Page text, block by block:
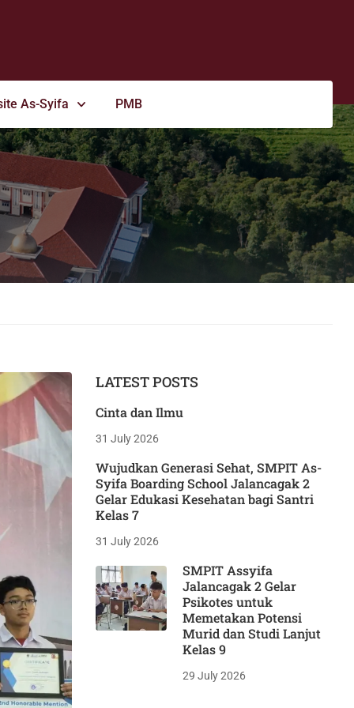
As-Syifa PMB
LATEST POSTS
Cinta dan Ilmu
31 July 2026
Wujudkan Generasi Sehat, SMPIT As-
Syifa Boarding School Jalancagak 2
Gelar Edukasi Kesehatan bagi Santri
Kelas 7
31 July 2026
SMPIT Assyifa
Jalancagak 2 Gelar
Psikotes untuk
Memetakan Potensi
Murid dan Studi Lanjut
Kelas 9
29 July 2026